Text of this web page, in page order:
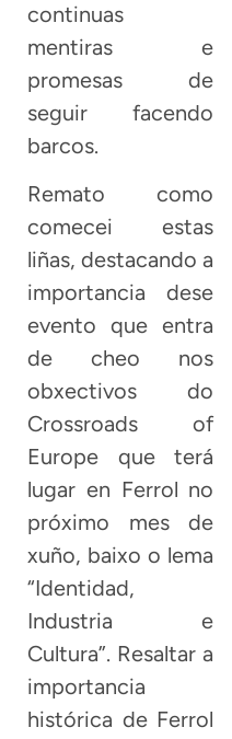
continuas
mentiras e
promesas de
seguir facendo
barcos.
Remato como
comecei estas
liñas, destacando a
importancia dese
evento que entra
de cheo nos
obxectivos do
Crossroads of
Europe que terá
lugar en Ferrol no
próximo mes de
xuño, baixo o lema
“Identidad,
Industria e
Cultura”. Resaltar a
importancia
histórica de Ferrol